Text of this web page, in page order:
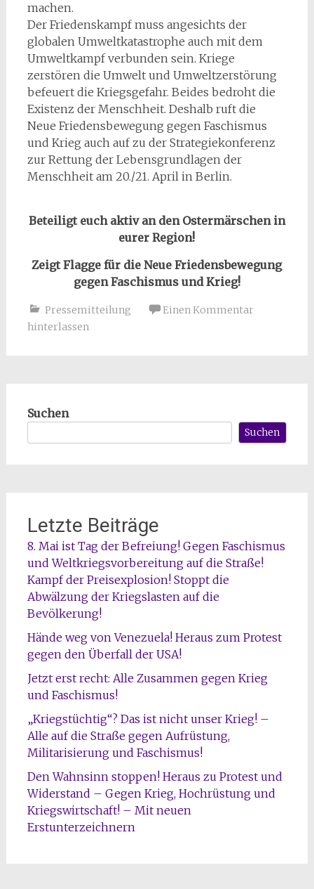
machen.
Der Friedenskampf muss angesichts der
globalen Umweltkatastrophe auch mit dem
Umweltkampf verbunden sein. Kriege
zerstören die Umwelt und Umweltzerstörung
befeuert die Kriegsgefahr. Beides bedroht die
Existenz der Menschheit. Deshalb ruft die
Neue Friedensbewegung gegen Faschismus
und Krieg auch auf zu der Strategiekonferenz
zur Rettung der Lebensgrundlagen der
Menschheit am 20./21. April in Berlin.
Beteiligt euch aktiv an den Ostermärschen in
eurer Region!
Zeigt Flagge für die Neue Friedensbewegung
gegen Faschismus und Krieg!
Pressemitteilung
Einen Kommentar
hinterlassen
Suchen
Suchen
Letzte Beiträge
8. Mai ist Tag der Befreiung! Gegen Faschismus
und Weltkriegsvorbereitung auf die Straße!
Kampf der Preisexplosion! Stoppt die
Abwälzung der Kriegslasten auf die
Bevölkerung!
Hände weg von Venezuela! Heraus zum Protest
gegen den Überfall der USA!
Jetzt erst recht: Alle Zusammen gegen Krieg
und Faschismus!
„Kriegstüchtig“? Das ist nicht unser Krieg! –
Alle auf die Straße gegen Aufrüstung,
Militarisierung und Faschismus!
Den Wahnsinn stoppen! Heraus zu Protest und
Widerstand – Gegen Krieg, Hochrüstung und
Kriegswirtschaft! – Mit neuen
Erstunterzeichnern